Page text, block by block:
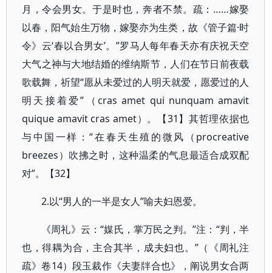
月，令会男女。于是时也，奔者不禁。疏：……嫁娶
以春，阳气始生万物，嫁娶亦为生类，故《管子篇·时
令》云‘春以合男女’。”罗马人每年春天亦有庆祝天空
大气之神与大地结婚的维纳斯节，人们在节日前夜载
歌载舞，祈望“愿从未爱过的人明天就爱，愿爱过的人
明天接着爱”（cras amet qui nunquam amavit
quique amavit cras amet）。【31】其哲理依据也
与中国一样：“在春天生殖的微风（procreative
breezes）吹拂之时，这种温柔的气息最适合成双配
对”。【32】
2.以“男人的一半是女人”喻夫妇恩爱。
《周礼》云：“媒氏，掌万民之判。”注：“判，半
也，得耦为合，主合其半，成夫妇也。”（《周礼注
疏》卷14）段玉裁作《夫妻牉合也》，阐说男女合两